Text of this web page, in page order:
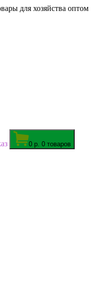
для хозяйства оптом
0 р. 0 товаров